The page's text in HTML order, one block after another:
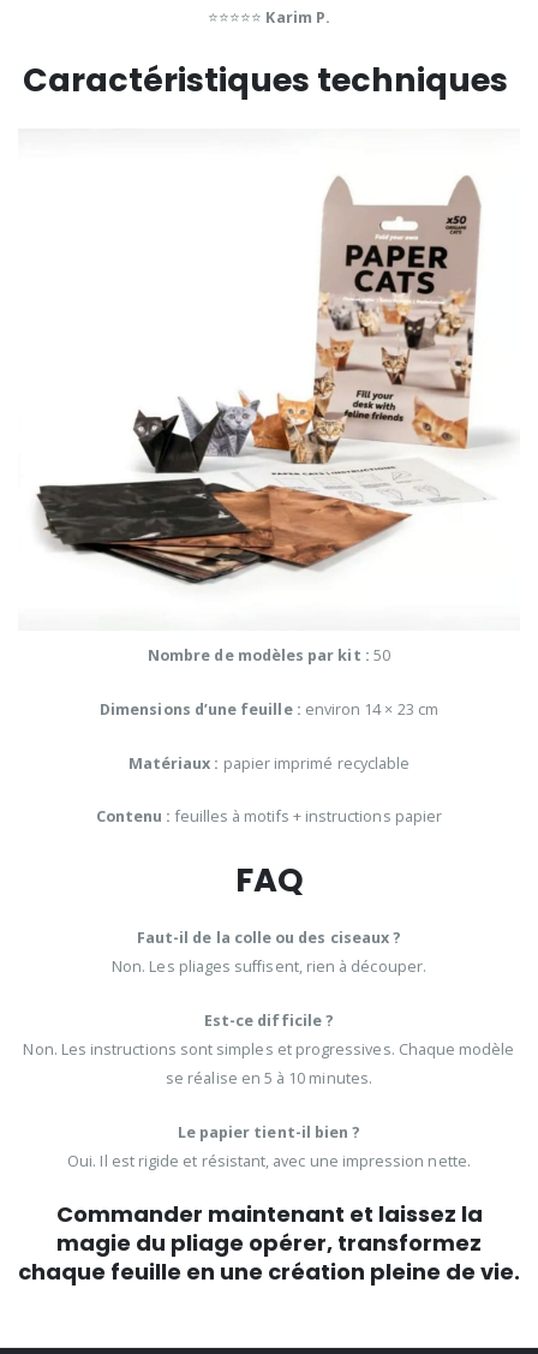
⭐⭐⭐⭐⭐ Karim P.
Caractéristiques techniques
Nombre de modèles par kit : 50
Dimensions d’une feuille : environ 14 × 23 cm
Matériaux : papier imprimé recyclable
Contenu : feuilles à motifs + instructions papier
FAQ
Faut-il de la colle ou des ciseaux ?
Non. Les pliages suffisent, rien à découper.
Est-ce difficile ?
Non. Les instructions sont simples et progressives. Chaque modèle
se réalise en 5 à 10 minutes.
Le papier tient-il bien ?
Oui. Il est rigide et résistant, avec une impression nette.
Commander maintenant et laissez la
magie du pliage opérer, transformez
chaque feuille en une création pleine de vie.